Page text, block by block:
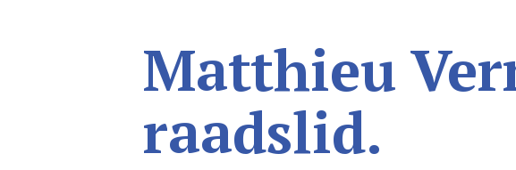
Matthieu
raadslid.